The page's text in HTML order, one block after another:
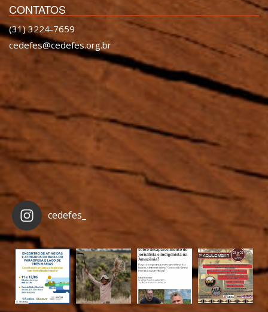
CONTATOS
(31) 3224-7659
cedefes@cedefes.org.br
cedefes_